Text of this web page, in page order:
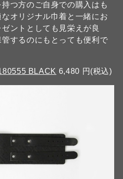
つ方のご自身での購入はも
オリジナル巾着と一緒にお
ントとしても見栄えが良
するのにもとっても便利で
BLACK 6,480 円(税込)